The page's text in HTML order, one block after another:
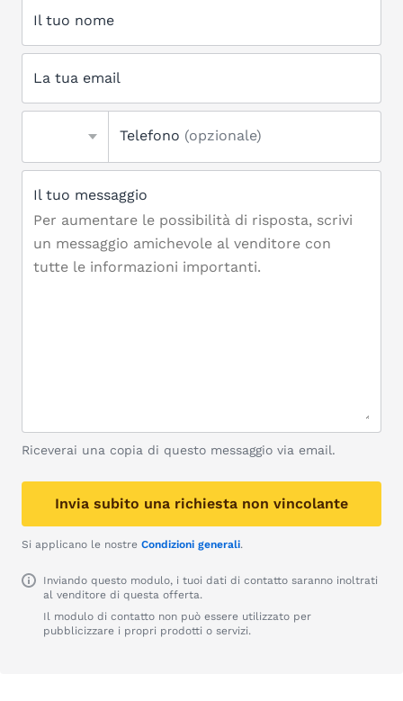
Il tuo nome
La tua email
Telefono (opzionale)
Il tuo messaggio
Riceverai una copia di questo messaggio via email.
Invia subito una richiesta non vincolante
Si applicano le nostre Condizioni generali.
Inviando questo modulo, i tuoi dati di contatto saranno inoltrati
al venditore di questa offerta.
Il modulo di contatto non può essere utilizzato per
pubblicizzare i propri prodotti o servizi.